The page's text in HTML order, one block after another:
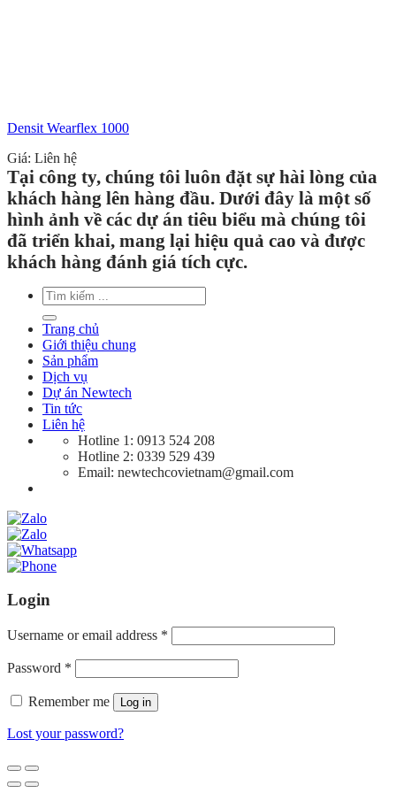
Densit Wearflex 1000
Giá: Liên hệ
Tại công ty, chúng tôi luôn đặt sự hài lòng của
khách hàng lên hàng đầu. Dưới đây là một số
hình ảnh về các dự án tiêu biểu mà chúng tôi
đã triển khai, mang lại hiệu quả cao và được
khách hàng đánh giá tích cực.
Search
for:
Trang chủ
Giới thiệu chung
Sản phẩm
Dịch vụ
Dự án Newtech
Tin tức
Liên hệ
Hotline 1: 0913 524 208
Hotline 2: 0339 529 439
Email: newtechcovietnam@gmail.com
Login
Username or email address *
Password *
Remember me Log in
Lost your password?